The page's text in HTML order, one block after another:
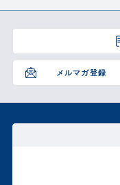
メルマガ登録